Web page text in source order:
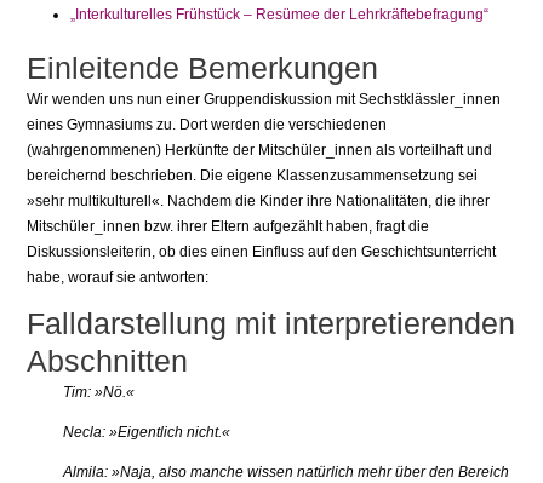
„Interkulturelles Frühstück – Resümee der Lehrkräftebefragung“
Einleitende Bemerkungen
Wir wenden uns nun einer Gruppendiskussion mit Sechstklässler_innen
eines Gymnasiums zu. Dort werden die verschiedenen
(wahrgenommenen) Herkünfte der Mitschüler_innen als vorteilhaft und
bereichernd beschrieben. Die eigene Klassenzusammensetzung sei
»sehr multikulturell«. Nachdem die Kinder ihre Nationalitäten, die ihrer
Mitschüler_innen bzw. ihrer Eltern aufgezählt haben, fragt die
Diskussionsleiterin, ob dies einen Einfluss auf den Geschichtsunterricht
habe, worauf sie antworten:
Falldarstellung mit interpretierenden
Abschnitten
Tim: »Nö.«
Necla: »Eigentlich nicht.«
Almila: »Naja, also manche wissen natürlich mehr über den Bereich